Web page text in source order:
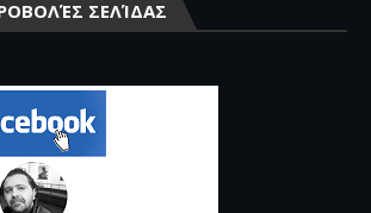
ΣΕΛΊΔΑΣ